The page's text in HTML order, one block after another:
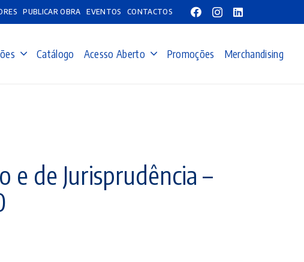
PUBLICAR OBRA EVENTOS CONTACTOS
Catálogo Acesso Aberto Promoções Merchandising
e de Jurisprudência –